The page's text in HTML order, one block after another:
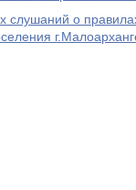
слушаний о